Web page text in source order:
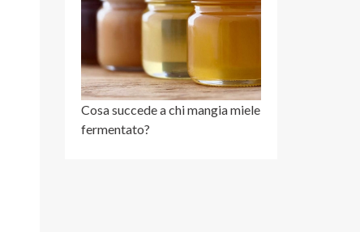
Cosa succede a chi mangia miele
fermentato?